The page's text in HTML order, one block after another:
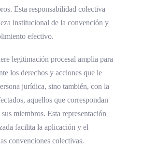
Esta responsabilidad colectiva
institucional de la convención y
efectivo.
legitimación procesal amplia para
los derechos y acciones que le
jurídica, sino también, con la
aquellos que correspondan
miembros. Esta representación
facilita la aplicación y el
convenciones colectivas.